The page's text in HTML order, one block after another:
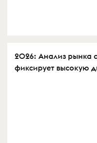
2026: Анализ рынка
фиксирует высокую